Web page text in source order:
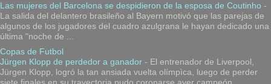
Las mujeres del Barcelona se despidieron de la esposa de Coutinho -
La salida del delantero brasileño al Bayern motivó que las parejas de
algunos de los jugadores del cuadro azulgrana le hayan dedicado una
última "noche de ...
Copas de Futbol
Jürgen Klopp de perdedor a ganador - El entrenador de Liverpool,
Jürgen Klopp, logró la tan ansiada vuelta olímpìca, luego de perder